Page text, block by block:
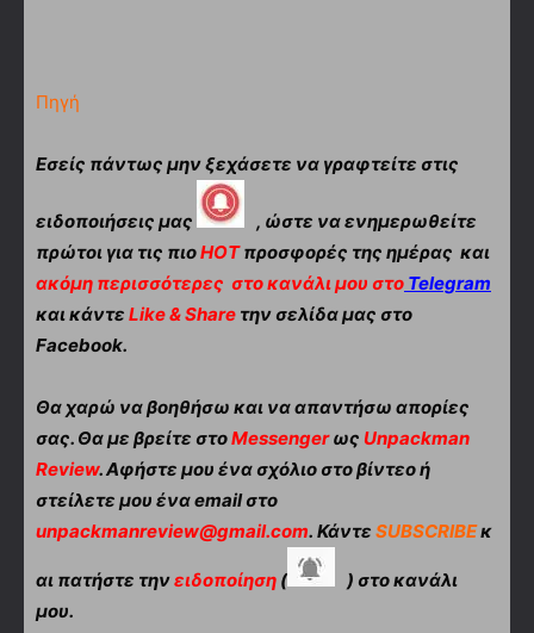
Πηγή
Εσείς πάντως μην ξεχάσετε να γραφτείτε στις
ειδοποιήσεις μας
, ώστε να ενημερωθείτε
πρώτοι για τις πιοHOTπροσφορές της ημέρας και
ακόμη περισσότερες στο κανάλι μου στο Telegram
και κάντε Like & Share την σελίδα μας στο
Facebook.
Θα χαρώ να βοηθήσω και να απαντήσω απορίες
σας. Θα με βρείτε στοMessengerως Unpackman
Review. Αφήστε μου ένα σχόλιο στο βίντεο ή
στείλετε μου ένα email στο
unpackmanreview@gmail.com. Κάντε SUBSCRIBEκ
αι πατήστε τηνειδοποίηση (
) στο κανάλι
μου.